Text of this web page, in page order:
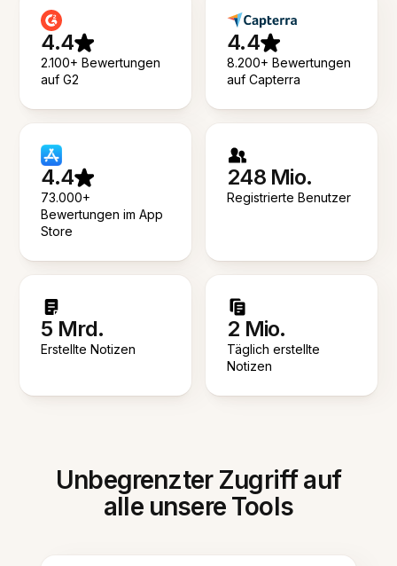
4.4
2.100+ Bewertungen
auf G2
4.4
8.200+ Bewertungen
auf Capterra
4.4
73.000+
Bewertungen im App
Store
248 Mio.
Registrierte Benutzer
5 Mrd.
Erstellte Notizen
2 Mio.
Täglich erstellte
Notizen
Unbegrenzter Zugriff auf
alle unsere Tools